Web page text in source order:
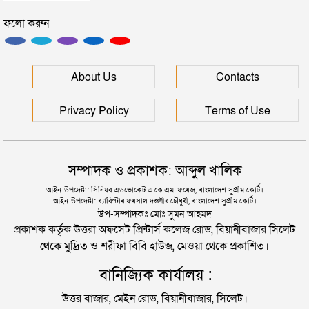
জিয়া হত্যা: মেজর মোজাফফর যেভাবে শনাক্ত হন
চূড়ান্ত ভোটকেন্দ্রের তালিকা প্রকাশ ২৭ আগস্ট
একসঙ্গে পদোন্নতি পেলেন ১০ ডিসি
হাইকোর্টের রায়: সংবিধানে ফিরলো গণভোট ও তত্ত্বাবধায়ক
সরকার ব্যবস্থা
রাজধানীর মাদারটেক থেকে তরুণীর খণ্ডিত মাথা ও দুই হাত
উদ্ধার
দিল্লিতে শেখ হাসিনার বক্তব্য দেওয়া নিয়ে পররাষ্ট্র
মন্ত্রণালয়ের ক্ষোভ
সিলেটের সাবেক মন্ত্রী-এমপিরা কে কোথায়?
জুলাই আন্দোলন ছাত্র-জনতার বীরত্বের স্মারকস্তম্ভ:
বিয়ানীবাজারের ইউএনও
ফলো করুন
About Us Contacts
Privacy Policy Terms of Use
সম্পাদক ও প্রকাশক: আব্দুল খালিক
আইন-উপদেষ্টা: সিনিয়র এডভোকেট এ.কে.এম. ফয়েজ, বাংলাদেশ সুপ্রীম কোর্ট।
আইন-উপদেষ্টা: ব্যারিস্টার ফয়সাল দস্তগীর চৌধুরী, বাংলাদেশ সুপ্রীম কোর্ট।
উপ-সম্পাদকঃ মোঃ সুমন আহমদ
প্রকাশক কর্তৃক উত্তরা অফসেট প্রিন্টার্স কলেজ রোড, বিয়ানীবাজার সিলেট
থেকে মুদ্রিত ও শরীফা বিবি হাউজ, মেওয়া থেকে প্রকাশিত।
বানিজ্যিক কার্যালয় :
উত্তর বাজার, মেইন রোড, বিয়ানীবাজার, সিলেট।